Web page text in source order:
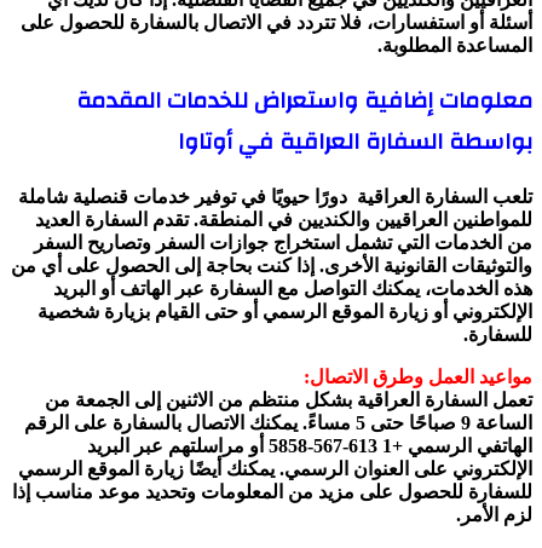
أسئلة أو استفسارات، فلا تتردد في الاتصال بالسفارة للحصول على
المساعدة المطلوبة.
معلومات إضافية واستعراض للخدمات المقدمة
بواسطة السفارة العراقية في أوتاوا
تلعب السفارة العراقية دورًا حيويًا في توفير خدمات قنصلية شاملة
للمواطنين العراقيين والكنديين في المنطقة. تقدم السفارة العديد
من الخدمات التي تشمل استخراج جوازات السفر وتصاريح السفر
والتوثيقات القانونية الأخرى. إذا كنت بحاجة إلى الحصول على أي من
هذه الخدمات، يمكنك التواصل مع السفارة عبر الهاتف أو البريد
الإلكتروني أو زيارة الموقع الرسمي أو حتى القيام بزيارة شخصية
للسفارة.
مواعيد العمل وطرق الاتصال:
تعمل السفارة العراقية بشكل منتظم من الاثنين إلى الجمعة من
الساعة 9 صباحًا حتى 5 مساءً. يمكنك الاتصال بالسفارة على الرقم
الهاتفي الرسمي +1 613-567-5858 أو مراسلتهم عبر البريد
الإلكتروني على العنوان الرسمي. يمكنك أيضًا زيارة الموقع الرسمي
للسفارة للحصول على مزيد من المعلومات وتحديد موعد مناسب إذا
لزم الأمر.